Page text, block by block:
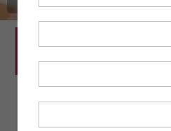
رزرو کنید.
آنلاین برگزار می‌شود.